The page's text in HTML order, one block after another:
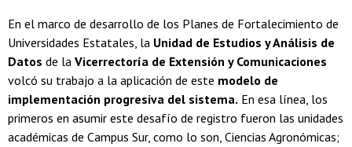
En el marco de desarrollo de los Planes de Fortalecimiento de
Universidades Estatales, la Unidad de Estudios y Análisis de
Datos de la Vicerrectoría de Extensión y Comunicaciones
volcó su trabajo a la aplicación de este modelo de
implementación progresiva del sistema. En esa línea, los
primeros en asumir este desafío de registro fueron las unidades
académicas de Campus Sur, como lo son, Ciencias Agronómicas;